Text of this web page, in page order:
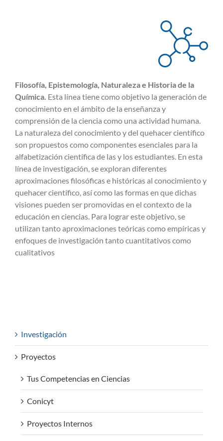
Filosofía, Epistemología, Naturaleza e Historia de la
Química. Esta línea tiene como objetivo la generación de
conocimiento en el ámbito de la enseñanza y
comprensión de la ciencia como una actividad humana.
La naturaleza del conocimiento y del quehacer científico
son propuestos como componentes esenciales para la
alfabetización científica de las y los estudiantes. En esta
línea de investigación, se exploran diferentes
aproximaciones filosóficas e históricas al conocimiento y
quehacer científico, así como las formas en que dichas
visiones pueden ser promovidas en el contexto de la
educación en ciencias. Para lograr este objetivo, se
utilizan tanto aproximaciones teóricas como empíricas y
enfoques de investigación tanto cuantitativos como
cualitativos
Investigación
Proyectos
Tus Competencias en Ciencias
Conicyt
Proyectos Internos